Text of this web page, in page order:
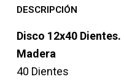
DESCRIPCIÓN
Disco 12x40
Madera
40 Dientes